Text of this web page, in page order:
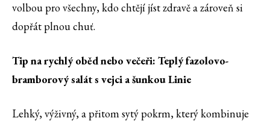
volbou pro všechny, kdo chtějí jíst zdravě a zároveň si
dopřát plnou chuť.
Tip na rychlý oběd nebo večeři: Teplý fazolovo-
bramborový salát s vejci a šunkou Linie
Lehký, výživný, a přitom sytý pokrm, který kombinuje